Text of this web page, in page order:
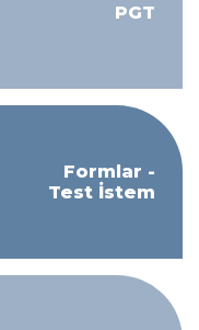
PGT
Formlar -
Test İstem